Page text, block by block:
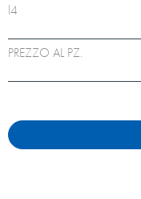
l4
PREZZO AL PZ.